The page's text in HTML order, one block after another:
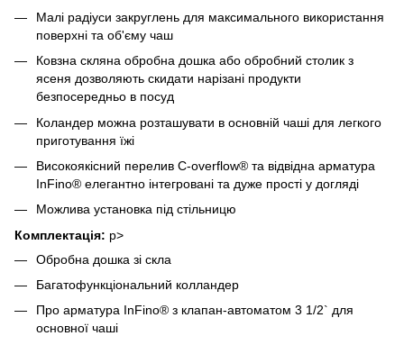
Малі радіуси закруглень для максимального використання
поверхні та об'єму чаш
Ковзна скляна обробна дошка або обробний столик з
ясеня дозволяють скидати нарізані продукти
безпосередньо в посуд
Коландер можна розташувати в основній чаші для легкого
приготування їжі
Високоякісний перелив C-overflow® та відвідна арматура
InFino® елегантно інтегровані та дуже прості у догляді
Можлива установка під стільницю
Комплектація: p>
Обробна дошка зі скла
Багатофункціональний колландер
Про арматура InFino® з клапан-автоматом 3 1/2` для
основної чаші